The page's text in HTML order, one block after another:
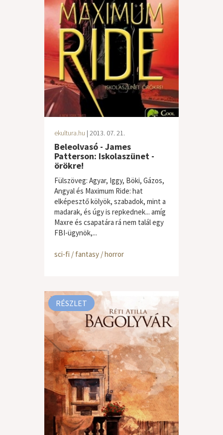
ekultura.hu | 2013. 07. 21.
Beleolvasó - James
Patterson: Iskolaszünet -
örökre!
Fülszöveg: Agyar, Iggy, Böki, Gázos,
Angyal és Maximum Ride: hat
elképesztő kölyök, szabadok, mint a
madarak, és úgy is repkednek... amíg
Maxre és csapatára rá nem talál egy
FBI-ügynök,...
sci-fi / fantasy / horror
RÉSZLET